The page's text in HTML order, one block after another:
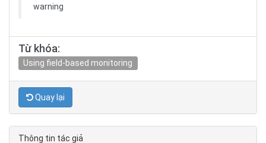
warning
Từ khóa:
Using field-based monitoring
Quay lại
Thông tin tác giả